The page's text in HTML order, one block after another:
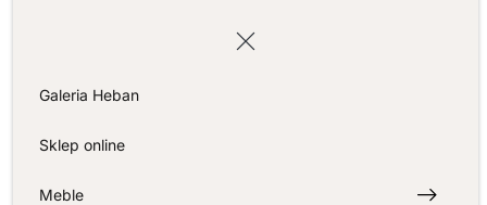
Galeria Heban
Sklep online
Meble